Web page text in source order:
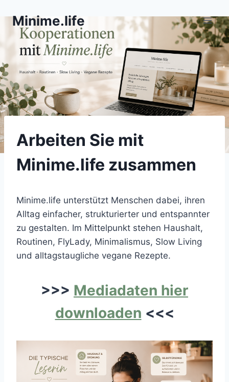
Inhalt
springen
Minime.life
Arbeiten Sie mit
Minime.life zusammen
Minime.life unterstützt Menschen dabei, ihren
Alltag einfacher, strukturierter und entspannter
zu gestalten. Im Mittelpunkt stehen Haushalt,
Routinen, FlyLady, Minimalismus, Slow Living
und alltagstaugliche vegane Rezepte.
>>> Mediadaten hier
downloaden <<<